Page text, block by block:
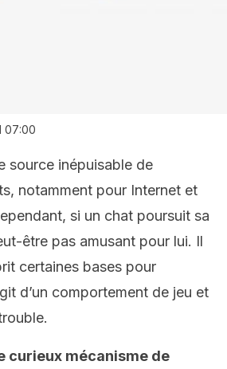
07:00
source inépuisable de
notamment pour Internet et
si un chat poursuit sa
être pas amusant pour lui. Il
certaines bases pour
d’un comportement de jeu et
curieux mécanisme de